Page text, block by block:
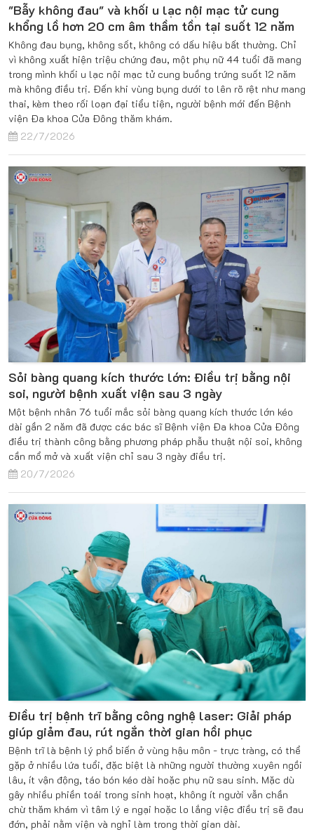
"Bẫy không đau" và khối u lạc nội mạc tử cung
khổng lồ hơn 20 cm âm thầm tồn tại suốt 12 năm
Không đau bụng, không sốt, không có dấu hiệu bất thường. Chỉ
vì không xuất hiện triệu chứng đau, một phụ nữ 44 tuổi đã mang
trong mình khối u lạc nội mạc tử cung buồng trứng suốt 12 năm
mà không điều trị. Đến khi vùng bụng dưới to lên rõ rệt như mang
thai, kèm theo rối loạn đại tiểu tiện, người bệnh mới đến Bệnh
viện Đa khoa Cửa Đông thăm khám.
22/7/2026
Sỏi bàng quang kích thước lớn: Điều trị bằng nội
soi, người bệnh xuất viện sau 3 ngày
Một bệnh nhân 76 tuổi mắc sỏi bàng quang kích thước lớn kéo
dài gần 2 năm đã được các bác sĩ Bệnh viện Đa khoa Cửa Đông
điều trị thành công bằng phương pháp phẫu thuật nội soi, không
cần mổ mở và xuất viện chỉ sau 3 ngày điều trị.
20/7/2026
Điều trị bệnh trĩ bằng công nghệ laser: Giải pháp
giúp giảm đau, rút ngắn thời gian hồi phục
Bệnh trĩ là bệnh lý phổ biến ở vùng hậu môn - trực tràng, có thể
gặp ở nhiều lứa tuổi, đặc biệt là những người thường xuyên ngồi
lâu, ít vận động, táo bón kéo dài hoặc phụ nữ sau sinh. Mặc dù
gây nhiều phiền toái trong sinh hoạt, không ít người vẫn chần
chừ thăm khám vì tâm lý e ngại hoặc lo lắng việc điều trị sẽ đau
đớn, phải nằm viện và nghỉ làm trong thời gian dài.